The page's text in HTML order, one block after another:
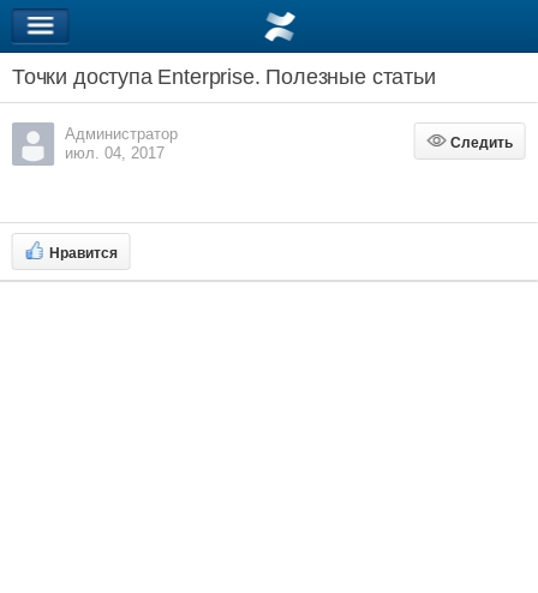
Точки доступа Enterprise. Полезные статьи
Администратор
июл. 04, 2017
Следить
Следить
Нравится